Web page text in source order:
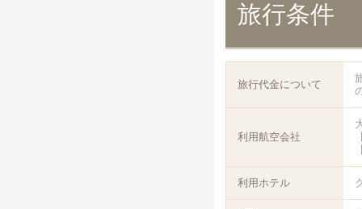
旅行条件
旅行代金について
利用航空会社
利用ホテル